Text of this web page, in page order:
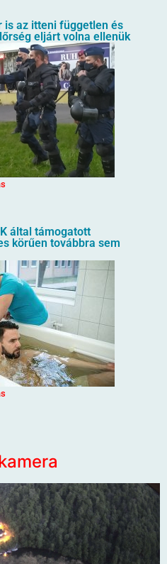
is az itteni független és
eljárt volna ellenük
által támogatott
körűen továbbra sem